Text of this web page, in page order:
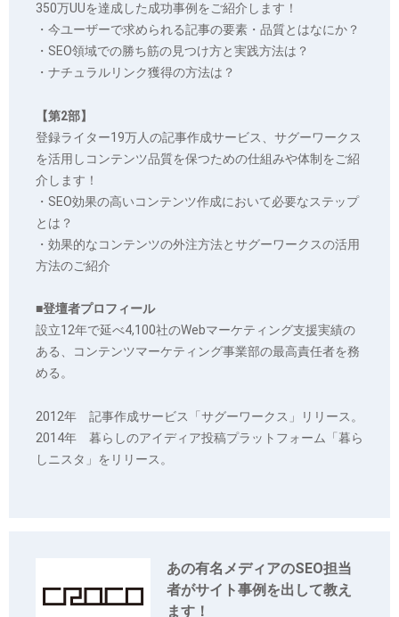
350万UUを達成した成功事例をご紹介します！
・今ユーザーで求められる記事の要素・品質とはなにか？
・SEO領域での勝ち筋の見つけ方と実践方法は？
・ナチュラルリンク獲得の方法は？
【第2部】
登録ライター19万人の記事作成サービス、サグーワークス
を活用しコンテンツ品質を保つための仕組みや体制をご紹
介します！
・SEO効果の高いコンテンツ作成において必要なステップ
とは？
・効果的なコンテンツの外注方法とサグーワークスの活用
方法のご紹介
■登壇者プロフィール
設立12年で延べ4,100社のWebマーケティング支援実績の
ある、コンテンツマーケティング事業部の最高責任者を務
める。
2012年 記事作成サービス「サグーワークス」リリース。
2014年 暮らしのアイディア投稿プラットフォーム「暮ら
しニスタ」をリリース。
あの有名メディアのSEO担当
者がサイト事例を出して教え
ます！